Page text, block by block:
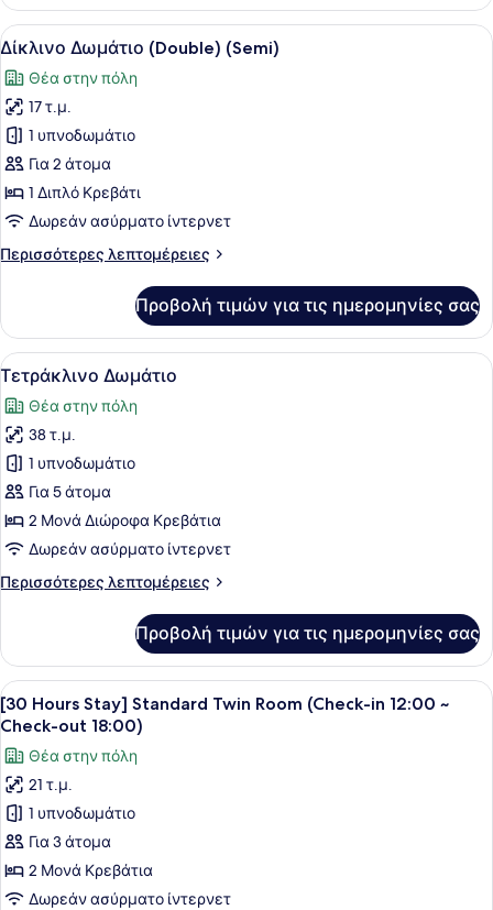
Δωμάτιο
Προβολή
όλων
των
φωτογραφιών
για
Δίκλινο
Δωμάτιο
(Double)
(Semi)
Ένα σύγχρονο μπάνιο με λευκό
6
Δίκλινο Δωμάτιο (Double) (Semi)
Θέα στην πόλη
17 τ.μ.
1 υπνοδωμάτιο
Για 2 άτομα
1 Διπλό Κρεβάτι
Δωρεάν ασύρματο ίντερνετ
Περισσότερες λεπτομέρειες
Περισσότερες
Δωμάτιο
(Double)
(Semi)
Προβολή τιμών για τις ημερομηνίες σας
Προβολή
όλων
των
φωτογραφιών
για
Τετράκλινο
Δωμάτιο
Ένα σύγχρονο δωμάτιο
10
Τετράκλινο Δωμάτιο
Θέα στην πόλη
38 τ.μ.
1 υπνοδωμάτιο
Για 5 άτομα
2 Μονά Διώροφα Κρεβάτια
Δωρεάν ασύρματο ίντερνετ
Περισσότερες λεπτομέρειες
Περισσότερες
Δωμάτιο
Προβολή τιμών για τις ημερομηνίες σας
Προβολή
όλων
των
φωτογραφιών
για
[30
Hours
Stay]
Standard
Ένα δωμάτιο ξενοδοχείου με δύο
7
[30 Hours Stay] Standard Twin Room (Check-in 12:00 ~
Check-out 18:00)
Θέα στην πόλη
21 τ.μ.
1 υπνοδωμάτιο
Για 3 άτομα
2 Μονά Κρεβάτια
Δωρεάν ασύρματο ίντερνετ